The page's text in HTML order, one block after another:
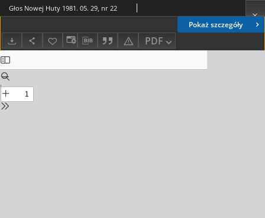
Pokaż szczegóły
PDF
Głos Nowej Huty 1981. 05. 29, nr 22